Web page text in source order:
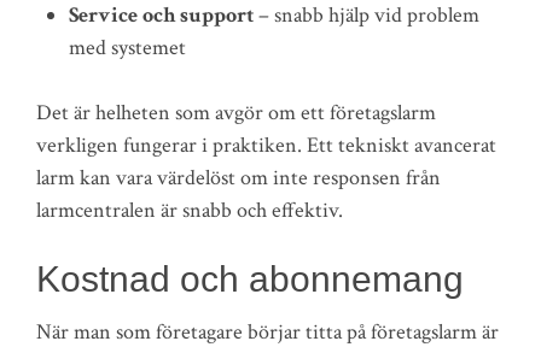
Service och support– snabb hjälp vid problem
med systemet
Det är helheten som avgör om ett företagslarm
verkligen fungerar i praktiken. Ett tekniskt avancerat
larm kan vara värdelöst om inte responsen från
larmcentralen är snabb och effektiv.
Kostnad och abonnemang
När man som företagare börjar titta på företagslarm är